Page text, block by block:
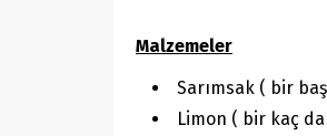
Malzemeler
Sarımsak ( bir
Limon ( bir kaç